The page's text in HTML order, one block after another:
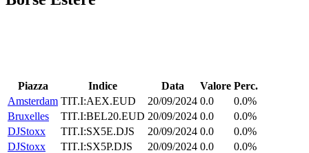
Piazza Indice Data Valore Perc.
Amsterdam TIT.I:AEX.EUD 20/09/2024 0.0
0.0%
Bruxelles
TIT.I:BEL20.EUD 20/09/2024 0.0
0.0%
DJStoxx
TIT.I:SX5E.DJS 20/09/2024 0.0
0.0%
DJStoxx
TIT.I:SX5P.DJS 20/09/2024 0.0
0.0%